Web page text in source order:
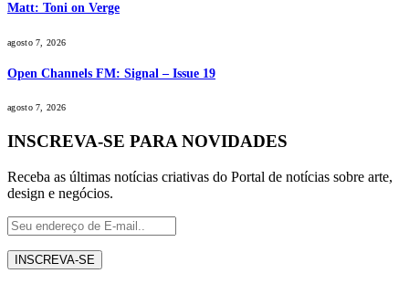
Matt: Toni on Verge
agosto 7, 2026
Open Channels FM: Signal – Issue 19
agosto 7, 2026
INSCREVA-SE PARA NOVIDADES
Receba as últimas notícias criativas do Portal de notícias sobre arte,
design e negócios.